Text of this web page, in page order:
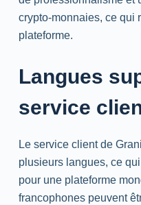
crypto-monnaies, ce qui
plateforme.
Langues
service
Le service client de
plusieurs langues, ce
pour une plateforme
francophones peuvent